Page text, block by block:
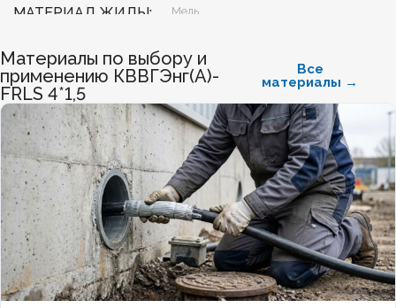
МАТЕРИАЛ ЖИЛЫ Медь
БЕЗГАЛОГЕННЫЙ Нет
ХЛАДОСТОЙКИЙ Нет
СЕЧЕНИЕ ТПЖ 2,5
ОГНЕСТОЙКИЙ Да
НАЛИЧИЕ ЭКРАНА Да
Материалы по выбору и
применению КВВГЭнг(А)-
FRLS 4*1,5
Все
материалы →